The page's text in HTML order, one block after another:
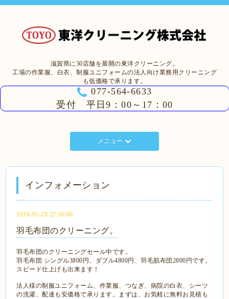
滋賀県に30店舗を展開の東洋クリーニング。
工場の作業服、白衣、制服ユニフォームの法人向け業務用クリーニング
も低価格で承ります。
077-564-6633
受付 平日9：00～17：00
メニュー
インフォメーション
2016-01-28 22:30:00
羽毛布団のクリーニング。
羽毛布団のクリーニングセール中です。
羽毛布団 シングル3800円、ダブル4800円、羽毛肌布団2800円です。
スピード仕上げも出来ます！
法人様の制服ユニフォーム、作業服、つなぎ、病院の白衣、シーツ
の洗濯、配達も安価格で承ります。まずは、お気軽に無料お見積も